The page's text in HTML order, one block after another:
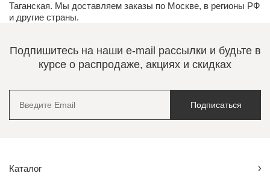
Таганская. Мы доставляем заказы по Москве, в регионы РФ
и другие страны.
Подпишитесь на наши e-mail рассылки и будьте в
курсе о распродаже, акциях и скидках
Подписаться
Каталог